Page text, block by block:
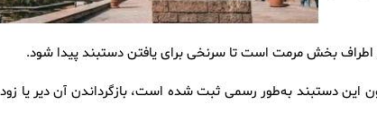
بخش مرمت است تا سرنخی برای یافتن دستبند پیدا شود.
این دستبند به‌طور رسمی ثبت شده است، بازگرداندن آن دیر یا